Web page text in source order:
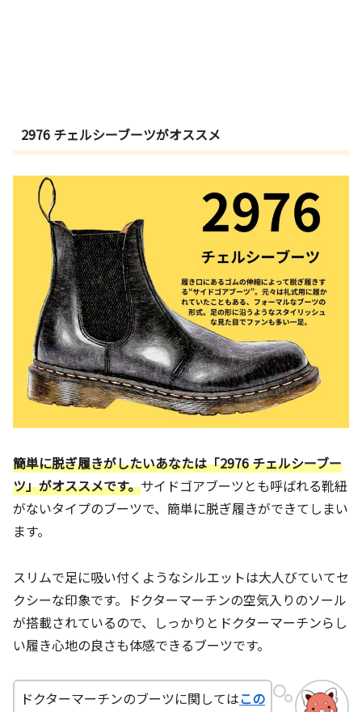
2976 チェルシーブーツがオススメ
簡単に脱ぎ履きがしたいあなたは「2976 チェルシーブー
ツ」がオススメです。サイドゴアブーツとも呼ばれる靴紐
がないタイプのブーツで、簡単に脱ぎ履きができてしまい
ます。
スリムで足に吸い付くようなシルエットは大人びていてセ
クシーな印象です。ドクターマーチンの空気入りのソール
が搭載されているので、しっかりとドクターマーチンらし
い履き心地の良さも体感できるブーツです。
ドクターマーチンのブーツに関してはこの